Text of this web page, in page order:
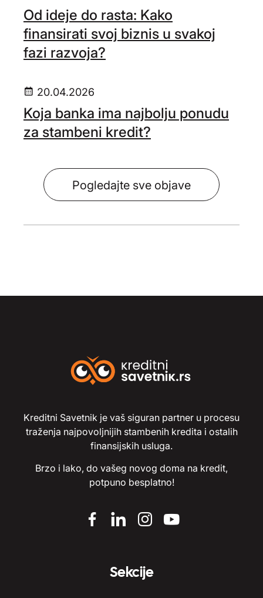
Od ideje do rasta: Kako
finansirati svoj biznis u svakoj
fazi razvoja?
20.04.2026
Koja banka ima najbolju ponudu
za stambeni kredit?
Pogledajte sve objave
Kreditni Savetnik je vaš siguran partner u procesu
traženja najpovoljnijih stambenih kredita i ostalih
finansijskih usluga.
Brzo i lako, do vašeg novog doma na kredit,
potpuno besplatno!
Sekcije